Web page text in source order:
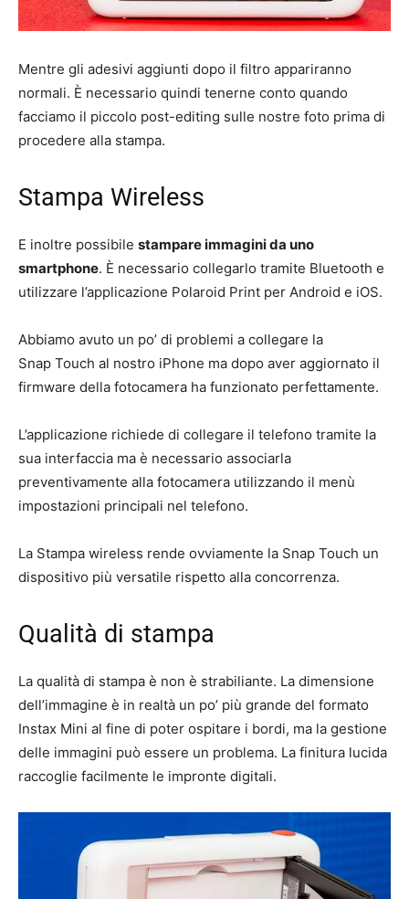
Mentre gli adesivi aggiunti dopo il filtro appariranno
normali. È necessario quindi tenerne conto quando
facciamo il piccolo post-editing sulle nostre foto prima di
procedere alla stampa.
Stampa Wireless
E inoltre possibile stampare immagini da uno
smartphone. È necessario collegarlo tramite Bluetooth e
utilizzare l’applicazione Polaroid Print per Android e iOS.
Abbiamo avuto un po’ di problemi a collegare la
Snap Touch al nostro iPhone ma dopo aver aggiornato il
firmware della fotocamera ha funzionato perfettamente.
L’applicazione richiede di collegare il telefono tramite la
sua interfaccia ma è necessario associarla
preventivamente alla fotocamera utilizzando il menù
impostazioni principali nel telefono.
La Stampa wireless rende ovviamente la Snap Touch un
dispositivo più versatile rispetto alla concorrenza.
Qualità di stampa
La qualità di stampa è non è strabiliante. La dimensione
dell’immagine è in realtà un po’ più grande del formato
Instax Mini al fine di poter ospitare i bordi, ma la gestione
delle immagini può essere un problema. La finitura lucida
raccoglie facilmente le impronte digitali.